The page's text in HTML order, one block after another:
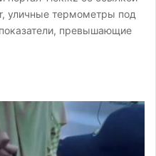
уличные термометры под
превышающие